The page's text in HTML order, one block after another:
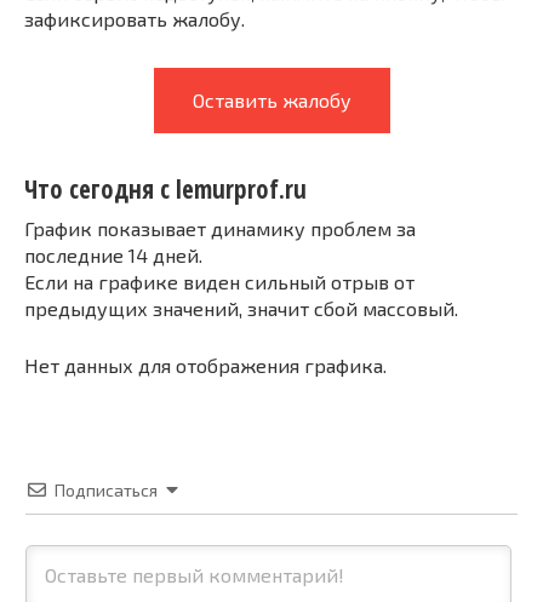
зафиксировать жалобу.
Оставить жалобу
Что сегодня с lemurprof.ru
График показывает динамику проблем за
последние 14 дней.
Если на графике виден сильный отрыв от
предыдущих значений, значит сбой массовый.
Нет данных для отображения графика.
Подписаться